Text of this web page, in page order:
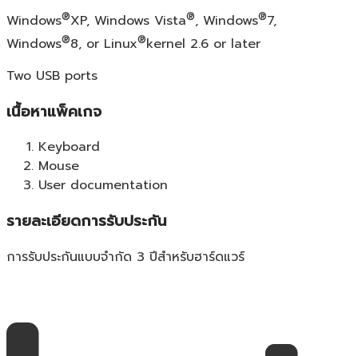
Windows®XP, Windows Vista®, Windows®7,
Windows®8, or Linux®kernel 2.6 or later
Two USB ports
เนื้อหาแพ็คเกจ
Keyboard
Mouse
User documentation
รายละเอียดการรับประกัน
การรับประกันแบบจำกัด 3 ปีสำหรับฮาร์ดแวร์